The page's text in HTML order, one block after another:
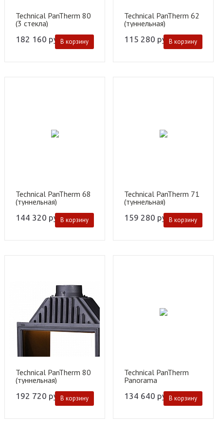
Technical PanTherm 80
(3 стекла)
182 160 руб.В корзину
Technical PanTherm 62
(туннельная)
115 280 руб.В корзину
Technical PanTherm 68
(туннельная)
144 320 руб.В корзину
Technical PanTherm 71
(туннельная)
159 280 руб.В корзину
Technical PanTherm 80
(туннельная)
192 720 руб.В корзину
Technical PanTherm
Panorama
134 640 руб.В корзину